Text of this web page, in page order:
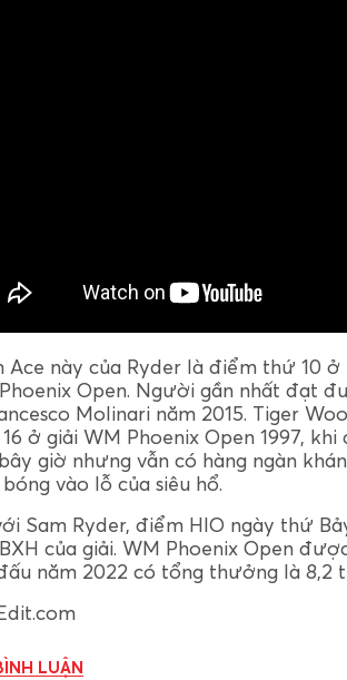
Ace này của Ryder là điểm thứ 10
Open. Người gần nhất đạt
Molinari năm 2015. Tiger
ở giải WM Phoenix Open 1997,
giờ nhưng vẫn có hàng ngàn
vào lỗ của siêu hổ.
Sam Ryder, điểm HIO ngày thứ
của giải. WM Phoenix Open
năm 2022 có tổng thưởng là 8,2
LUẬN